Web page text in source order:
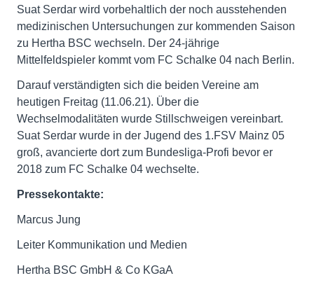
Suat Serdar wird vorbehaltlich der noch ausstehenden
medizinischen Untersuchungen zur kommenden Saison
zu Hertha BSC wechseln. Der 24-jährige
Mittelfeldspieler kommt vom FC Schalke 04 nach Berlin.
Darauf verständigten sich die beiden Vereine am
heutigen Freitag (11.06.21). Über die
Wechselmodalitäten wurde Stillschweigen vereinbart.
Suat Serdar wurde in der Jugend des 1.FSV Mainz 05
groß, avancierte dort zum Bundesliga-Profi bevor er
2018 zum FC Schalke 04 wechselte.
Pressekontakte:
Marcus Jung
Leiter Kommunikation und Medien
Hertha BSC GmbH & Co KGaA